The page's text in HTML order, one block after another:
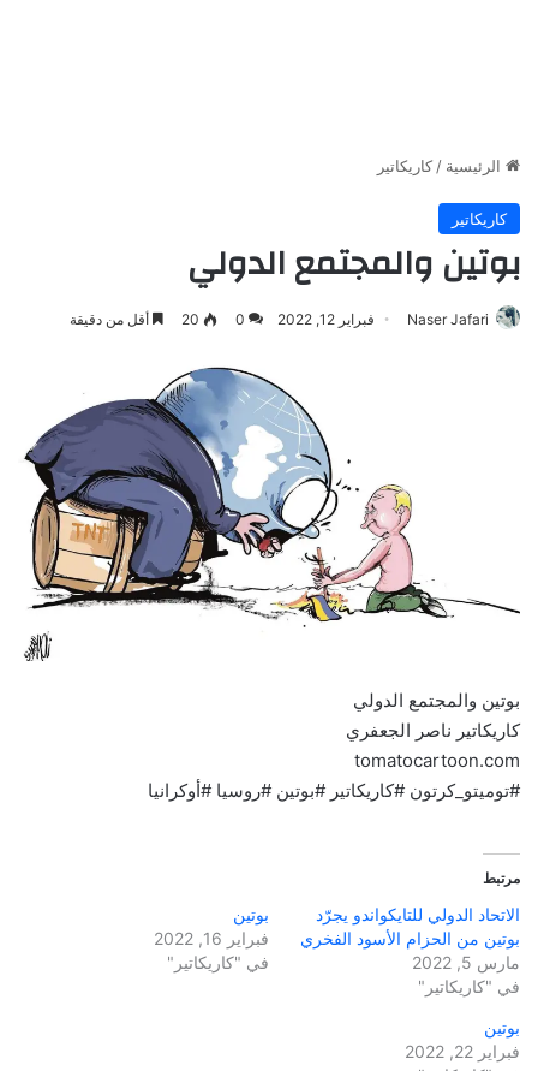
الرئيسية / كاريكاتير
كاريكاتير
بوتين والمجتمع الدولي
Naser Jafari فبراير 12, 2022 0
20 أقل من دقيقة
بوتين والمجتمع الدولي
كاريكاتير ناصر الجعفري
tomatocartoon.com
#توميتو_كرتون #كاريكاتير #بوتين #روسيا #أوكرانيا
مرتبط
الاتحاد الدولي للتايكواندو يجرّد
بوتين من الحزام الأسود الفخري
مارس 5, 2022
في "كاريكاتير"
بوتين
فبراير 16, 2022
في "كاريكاتير"
بوتين
فبراير 22, 2022